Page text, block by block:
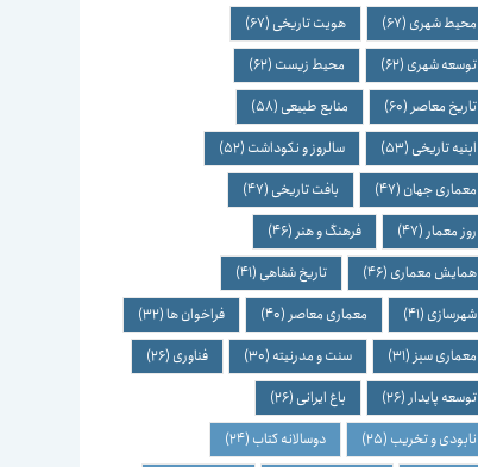
محیط شهری (67) هویت تاریخی (67)
توسعه شهری (62) محیط زیست (62)
تاریخ معاصر (60) منابع طبیعی (58)
ابنیه تاریخی (53) سالروز و نکوداشت (52)
معماری جهان (47) بافت تاریخی (47)
روز معمار (47) فرهنگ و هنر (46)
همایش معماری (46) تاریخ شفاهی (41)
شهرسازی (41) معماری معاصر (40) فراخوان ها(32)
معماری سبز (31) سنت و مدرنیته (30) فناوری (26)
توسعه پایدار (26) باغ ایرانی (26)
نابودی و تخریب (25) دوسالانه کتاب (24)